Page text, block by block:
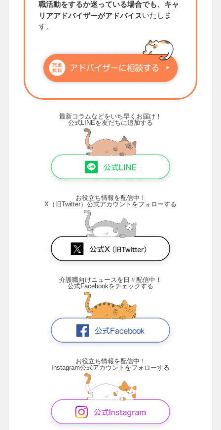
職活動をするか迷っている場合でも、キャ
リアアドバイザーがアドバイスいたしま
す。
最新コラムなどをいち早くお届け！
公式LINEを友だちに追加する
お役立ち情報を配信中！
X（旧Twitter）公式アカウントをフォローする
介護職向けニュースを日々配信中！
公式Facebookをチェックする
お役立ち情報を配信中！
Instagram公式アカウントをフォローする